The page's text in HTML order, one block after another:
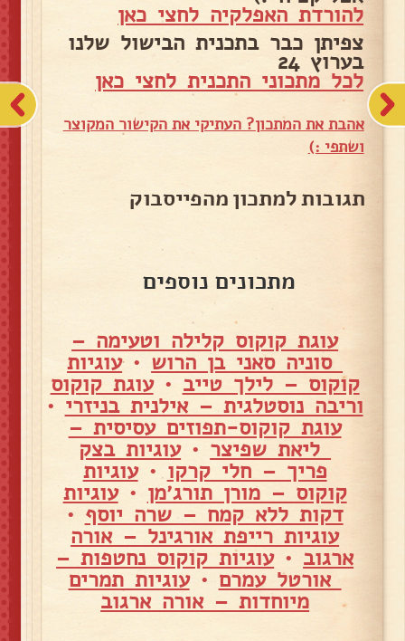
להורדת האפלקיה לחצי כאן
צפיתן כבר בתכנית הבישול שלנו
בערוץ 24
לכל מתכוני התכנית לחצי כאן
אהבת את המתכון? העתיקי את הקישור המקוצר
ושתפי :)
תגובות למתכון מהפייסבוק
מתכונים נוספים
עוגת קוקוס קלילה וטעימה –
סוניה סאני בן הרוש •עוגיות
קוקוס – לילך טייב •עוגת קוקוס
וריבה נוסטלגית – אילנית בניזרי •
עוגת קוקוס-תפוזים עסיסית –
ליאת שפיצר •עוגיות בצק
פריך – חלי קרקו•עוגיות
קוקוס – מורן תורג׳מן •עוגיות
דקות ללא קמח – שרה יוסף •
עוגיות רייפת אורגינל – אורה
ארגוב •עוגיות קוקוס נחטפות –
אורטל עמרם •עוגיות תמרים
מיוחדות – אורה ארגוב